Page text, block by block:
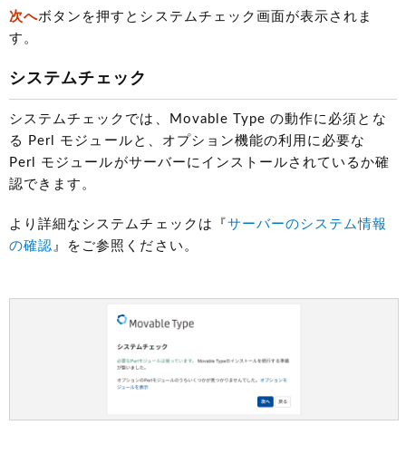
次へボタンを押すとシステムチェック画面が表示されま
す。
システムチェック
システムチェックでは、Movable Type の動作に必須とな
る Perl モジュールと、オプション機能の利用に必要な
Perl モジュールがサーバーにインストールされているか確
認できます。
より詳細なシステムチェックは『 サーバーのシステム情報
の確認 』をご参照ください。